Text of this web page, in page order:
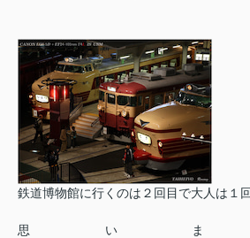
鉄道博物館に行くのは２回目で大人は１
思いま